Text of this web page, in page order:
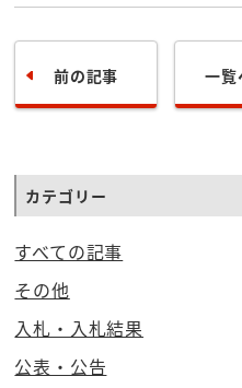
前の記事 一覧
カテゴリー
すべての記事
その他
入札・入札結果
公表・公告